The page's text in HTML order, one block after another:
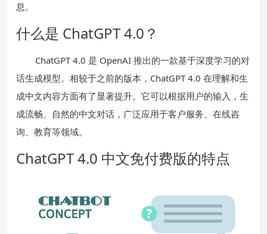
息。
什么是 ChatGPT 4.0？
ChatGPT 4.0 是 OpenAI 推出的一款基于深度学习的对
话生成模型。相较于之前的版本，ChatGPT 4.0 在理解和生
成中文内容方面有了显著提升。它可以根据用户的输入，生
成流畅、自然的中文对话，广泛应用于客户服务、在线咨
询、教育等领域。
ChatGPT 4.0 中文免付费版的特点